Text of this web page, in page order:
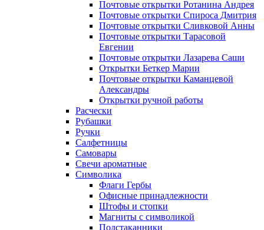
Почтовые открытки Ротанина Андрея
Почтовые открытки Спироса Дмитрия
Почтовые открытки Сливковой Анны
Почтовые открытки Тарасовой
Евгении
Почтовые открытки Лазарева Саши
Открытки Беткер Марии
Почтовые открытки Каманцевой
Александры
Открытки ручной работы
Расчески
Рубашки
Ручки
Салфетницы
Самовары
Свечи ароматные
Символика
Флаги Гербы
Офисные принадлежности
Штофы и стопки
Магниты с символикой
Подстаканники